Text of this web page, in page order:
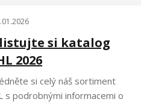
si katalog
2026
si celý náš sortiment
s podrobnými informacemi o